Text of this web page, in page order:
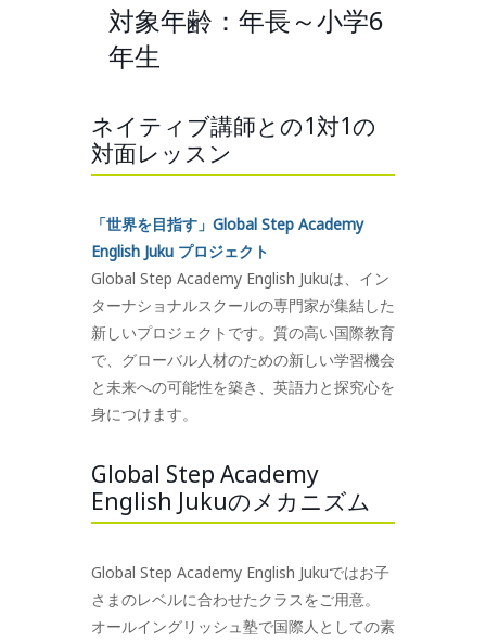
対象年齢：年長～小学6
年生
ネイティブ講師との1対1の
対面レッスン
「世界を目指す」Global Step Academy
English Juku プロジェクト
Global Step Academy English Jukuは、イン
ターナショナルスクールの専門家が集結した
新しいプロジェクトです。質の高い国際教育
で、グローバル人材のための新しい学習機会
と未来への可能性を築き、英語力と探究心を
身につけます。
Global Step Academy
English Jukuのメカニズム
Global Step Academy English Jukuではお子
さまのレベルに合わせたクラスをご用意。
オールイングリッシュ塾で国際人としての素